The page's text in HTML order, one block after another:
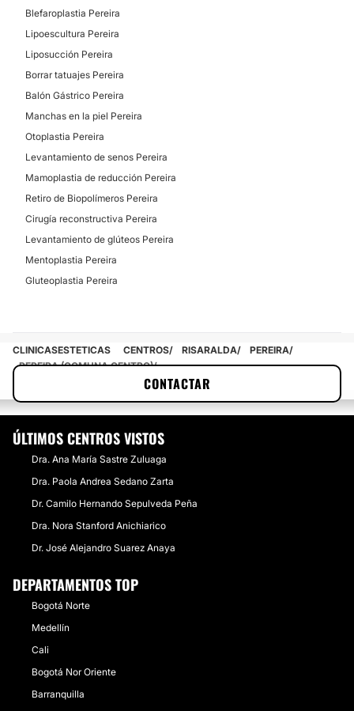
Depilación Láser
HIFU
Microdermoabrasión
CIRUGÍA BARIÁTRICA
Manga Gástrica
Balón Gástrico
Bypass Gástrico
Acné
Blefaroplastia Pereira
Lipoescultura Pereira
Liposucción Pereira
Borrar tatuajes Pereira
Balón Gástrico Pereira
Manchas en la piel Pereira
Otoplastia Pereira
Levantamiento de senos Pereira
Mamoplastia de reducción Pereira
Retiro de Biopolímeros Pereira
Cirugía reconstructiva Pereira
Levantamiento de glúteos Pereira
Mentoplastia Pereira
Gluteoplastia Pereira
CONTACTAR
CLINICASESTETICAS CENTROS RISARALDA
PEREIRA
PEREIRA (COMUNA CENTRO)
DR. MIGUEL ANTONIO MEDINA FRANCO
ÚLTIMOS CENTROS VISTOS
Dra. Ana María Sastre Zuluaga
Dra. Paola Andrea Sedano Zarta
Dr. Camilo Hernando Sepulveda Peña
Dra. Nora Stanford Anichiarico
Dr. José Alejandro Suarez Anaya
DEPARTAMENTOS TOP
Bogotá Norte
Medellín
Cali
Bogotá Nor Oriente
Barranquilla